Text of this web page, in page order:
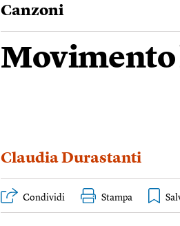
Canzoni
Movimento
Claudia Durastanti
Condividi Stampa